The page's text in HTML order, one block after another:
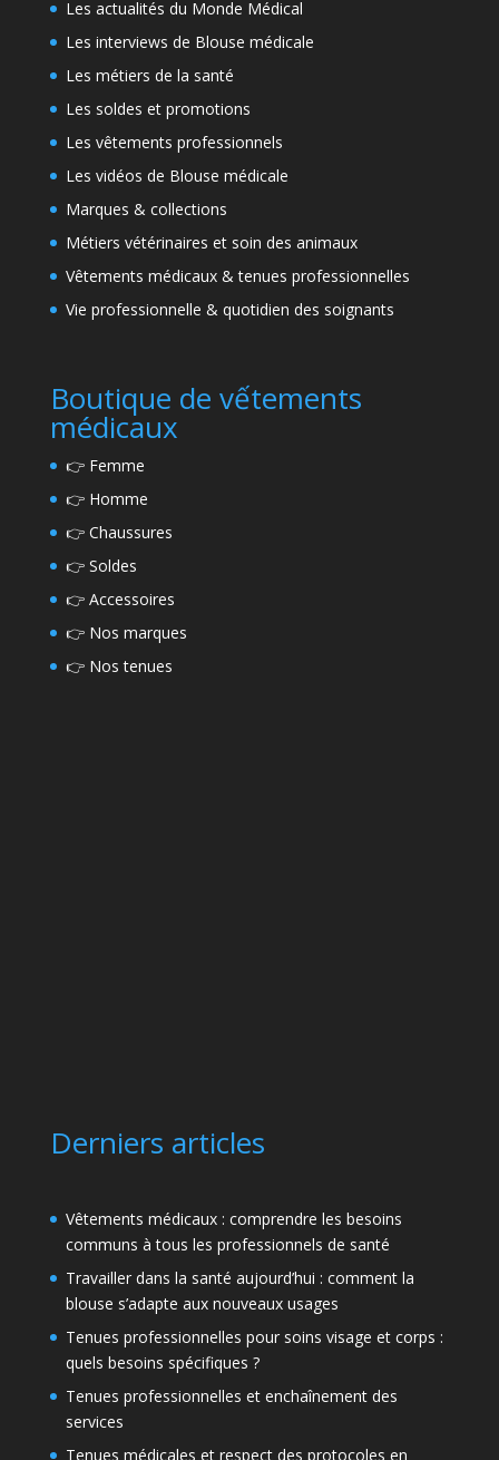
Les actualités du Monde Médical
Les interviews de Blouse médicale
Les métiers de la santé
Les soldes et promotions
Les vêtements professionnels
Les vidéos de Blouse médicale
Marques & collections
Métiers vétérinaires et soin des animaux
Vêtements médicaux & tenues professionnelles
Vie professionnelle & quotidien des soignants
Boutique de vếtements
médicaux
👉 Femme
👉 Homme
👉 Chaussures
👉 Soldes
👉 Accessoires
👉 Nos marques
👉 Nos tenues
Derniers articles
Vêtements médicaux : comprendre les besoins
communs à tous les professionnels de santé
Travailler dans la santé aujourd’hui : comment la
blouse s’adapte aux nouveaux usages
Tenues professionnelles pour soins visage et corps :
quels besoins spécifiques ?
Tenues professionnelles et enchaînement des
services
Tenues médicales et respect des protocoles en